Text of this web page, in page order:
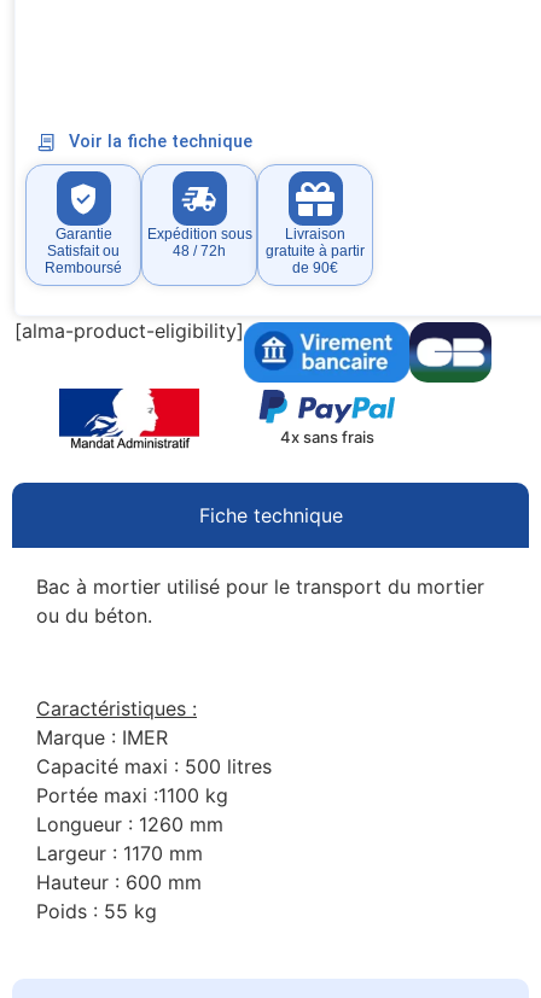
Voir la fiche technique
Garantie
Satisfait ou
Remboursé
Expédition sous
48 / 72h
Livraison
gratuite à partir
de 90€
[alma-product-eligibility]
4x sans frais
Fiche technique
Bac à mortier utilisé pour le transport du mortier
ou du béton.
Caractéristiques :
Marque : IMER
Capacité maxi : 500 litres
Portée maxi :1100 kg
Longueur : 1260 mm
Largeur : 1170 mm
Hauteur : 600 mm
Poids : 55 kg